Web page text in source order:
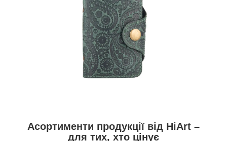
Асортименти продукції від HiArt –
для тих, хто цінує